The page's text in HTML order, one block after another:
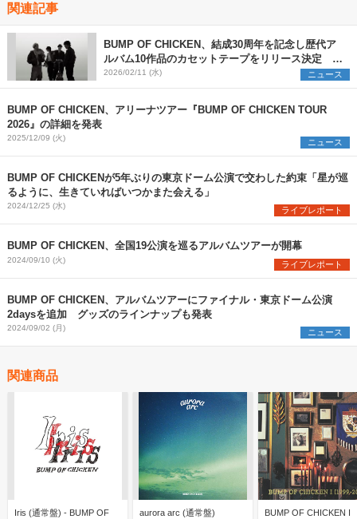
関連記事
BUMP OF CHICKEN、結成30周年を記念し歴代ア
ルバム10作品のカセットテープをリリース決定 ツ
アーの追加公演を発表
2026/02/11 (水) ニュース
BUMP OF CHICKEN、アリーナツアー『BUMP OF CHICKEN TOUR
2026』の詳細を発表
2025/12/09 (火) ニュース
BUMP OF CHICKENが5年ぶりの東京ドーム公演で交わした約束「星が巡
るように、生きていればいつかまた会える」
2024/12/25 (水) ライブレポート
BUMP OF CHICKEN、全国19公演を巡るアルバムツアーが開幕
2024/09/10 (火) ライブレポート
BUMP OF CHICKEN、アルバムツアーにファイナル・東京ドーム公演
2daysを追加 グッズのラインナップも発表
2024/09/02 (月) ニュース
関連商品
Iris (通常盤) - BUMP OF
aurora arc (通常盤)
BUMP OF CHICKEN I